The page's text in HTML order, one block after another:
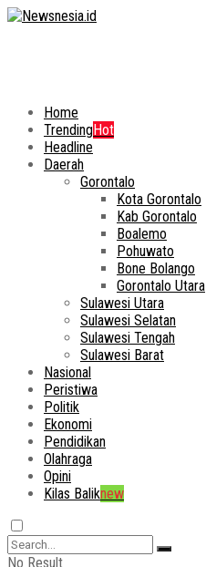
Home
TrendingHot
Headline
Daerah
Gorontalo
Kota Gorontalo
Kab Gorontalo
Boalemo
Pohuwato
Bone Bolango
Gorontalo Utara
Sulawesi Utara
Sulawesi Selatan
Sulawesi Tengah
Sulawesi Barat
Nasional
Peristiwa
Politik
Ekonomi
Pendidikan
Olahraga
Opini
Kilas Baliknew
No Result